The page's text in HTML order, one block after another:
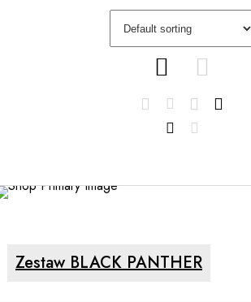
Zestaw BLACK PANTHER